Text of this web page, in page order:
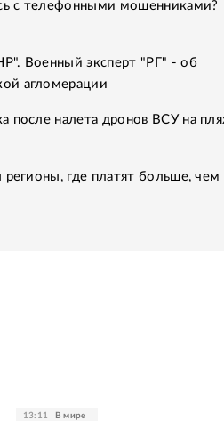
с телефонными мошенниками?
Военный эксперт "РГ" - об
агломерации
после налета дронов ВСУ на
где платят больше, чем
13:11 В мире